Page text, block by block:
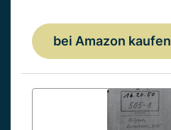
bei Amazon kaufen